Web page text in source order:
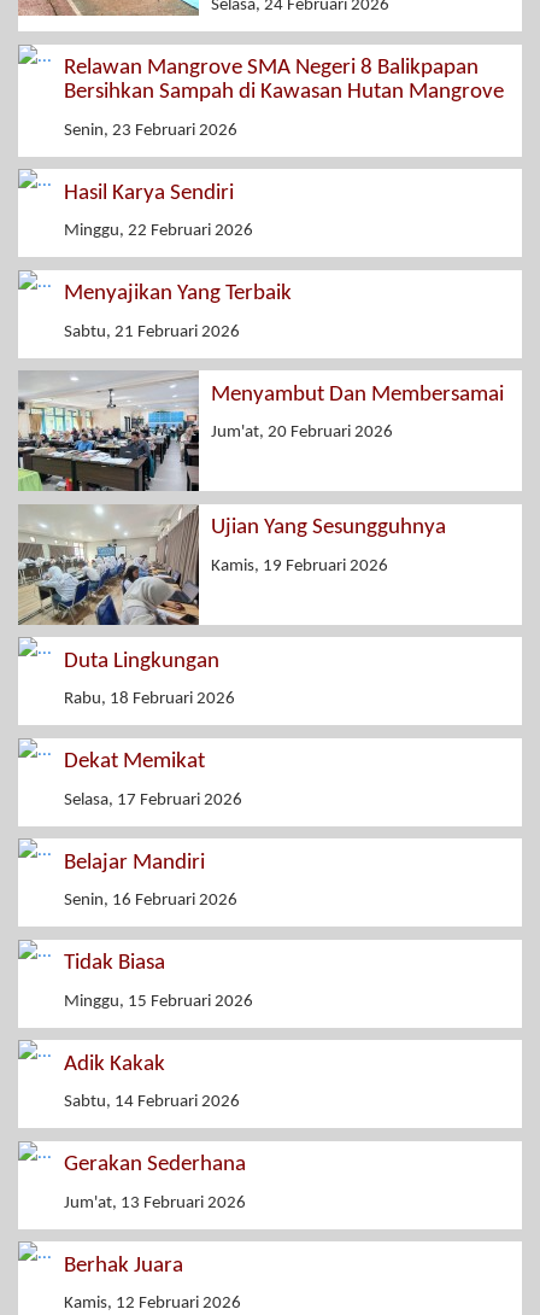
Selasa, 24 Februari 2026
Relawan Mangrove SMA Negeri 8 Balikpapan
Bersihkan Sampah di Kawasan Hutan Mangrove
Senin, 23 Februari 2026
Hasil Karya Sendiri
Minggu, 22 Februari 2026
Menyajikan Yang Terbaik
Sabtu, 21 Februari 2026
Menyambut Dan Membersamai
Jum'at, 20 Februari 2026
Ujian Yang Sesungguhnya
Kamis, 19 Februari 2026
Duta Lingkungan
Rabu, 18 Februari 2026
Dekat Memikat
Selasa, 17 Februari 2026
Belajar Mandiri
Senin, 16 Februari 2026
Tidak Biasa
Minggu, 15 Februari 2026
Adik Kakak
Sabtu, 14 Februari 2026
Gerakan Sederhana
Jum'at, 13 Februari 2026
Berhak Juara
Kamis, 12 Februari 2026